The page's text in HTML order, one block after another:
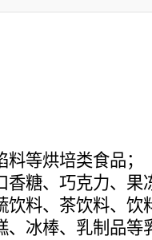
等烘培类食品；
糖、巧克力、果
料、茶饮料、饮
冰棒、乳制品等